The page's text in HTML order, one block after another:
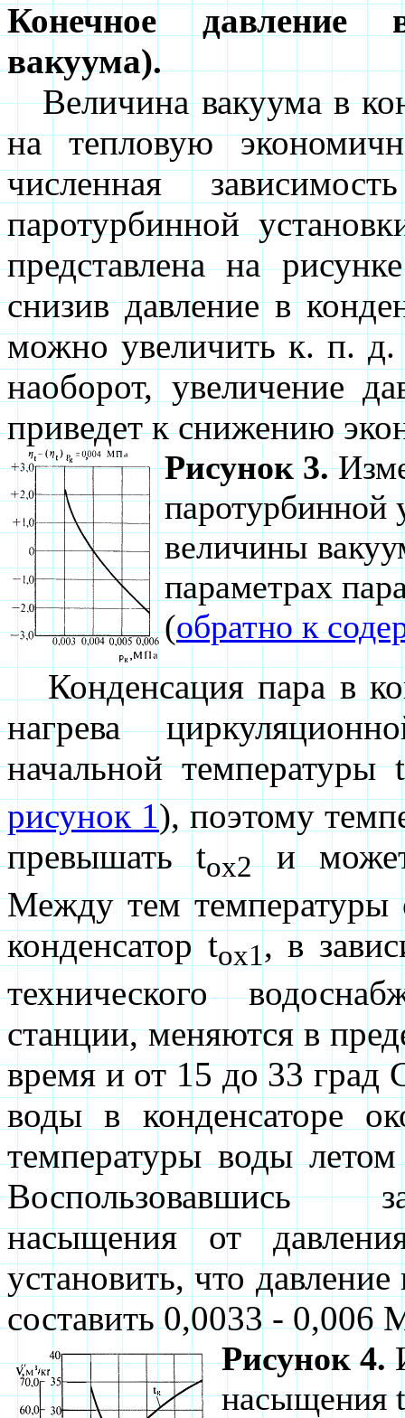
Конечное давление
вакуума).
Величина вакуума в
на тепловую
численная
паротурбинной
представлена на
снизив давление в
можно увеличить к. п.
наоборот, увеличение
приведет к снижению
Рисунок 3.
паротурбинной
величины
параметрах
(обратно к
Конденсация пара в
нагрева
начальной температуры t
рисунок 1), поэтому
превышать tox2и может
Между тем
конденсатор tox1, в
технического
станции, меняются в
время и от 15 до 33 град
воды в конденсаторе
температуры воды
Воспользовавшись
насыщения от
установить, что
составить 0,0033 - 0,006
Рисунок 4.
насыщения t